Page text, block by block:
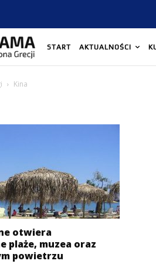
START AKTUALNOŚCI
Kina
otwiera
plaże, muzea oraz
powietrzu